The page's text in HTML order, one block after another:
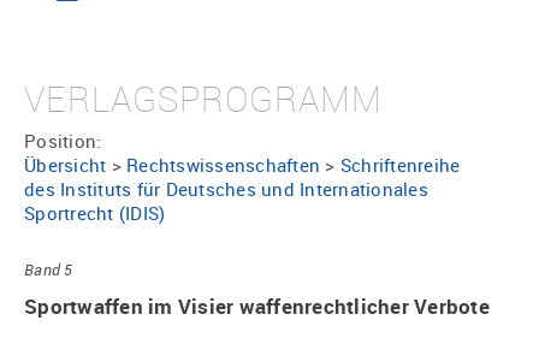
VERLAGSPROGRAMM
Position:
Übersicht > Rechtswissenschaften > Schriftenreihe
des Instituts für Deutsches und Internationales
Sportrecht (IDIS)
Band 5
Sportwaffen im Visier waffenrechtlicher Verbote